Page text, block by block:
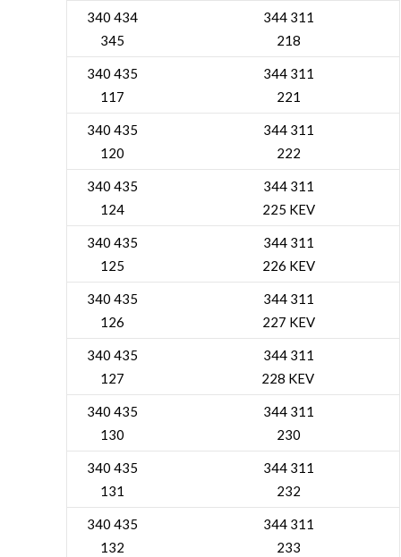
340 434
345
344 311
218
340 435
117
344 311
221
340 435
120
344 311
222
340 435
124
344 311
225 KEV
340 435
125
344 311
226 KEV
340 435
126
344 311
227 KEV
340 435
127
344 311
228 KEV
340 435
130
344 311
230
340 435
131
344 311
232
340 435
132
344 311
233